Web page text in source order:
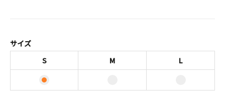
サイズ
S
M L